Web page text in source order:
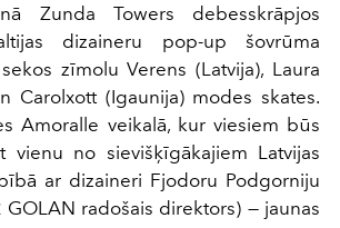
Zunda Towers debesskrāpjos
dizaineru pop-up šovrūma
zīmolu Verens (Latvija), Laura
Carolxott (Igaunija) modes skates.
Amoralle veikalā, kur viesiem būs
vienu no sievišķīgākajiem Latvijas
ar dizaineri Fjodoru Podgorniju
GOLAN radošais direktors) — jaunas